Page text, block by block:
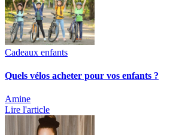
Cadeaux enfants
Quels vélos acheter pour vos enfants ?
Amine
Lire l'article